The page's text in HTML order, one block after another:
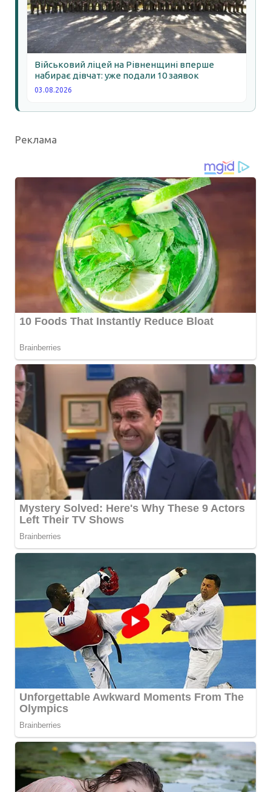
Військовий ліцей на Рівненщині вперше
набирає дівчат: уже подали 10 заявок
03.08.2026
Реклама